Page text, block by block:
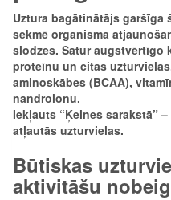
Uztura bagātinātājs garšīga
sekmē organisma
slodzes. Satur augstvērtīgo
proteīnu un citas
aminoskābes (BCAA),
nandrolonu.
Iekļauts “Ķelnes sarakstā”
atļautās uzturvielas.
Būtiskas
aktivitāšu